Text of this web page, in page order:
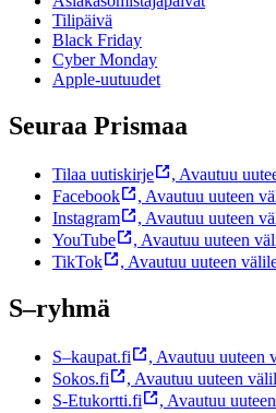
Tilipäivä
Black Friday
Cyber Monday
Apple-uutuudet
Seuraa Prismaa
Tilaa uutiskirje , Avautuu
Facebook
, Avautuu uuteen
Instagram
, Avautuu uuteen
YouTube
, Avautuu uuteen
TikTok
, Avautuu uuteen
S–ryhmä
S–kaupat.fi , Avautuu uuteen
Sokos.fi
, Avautuu uuteen
S-Etukortti.fi
, Avautuu